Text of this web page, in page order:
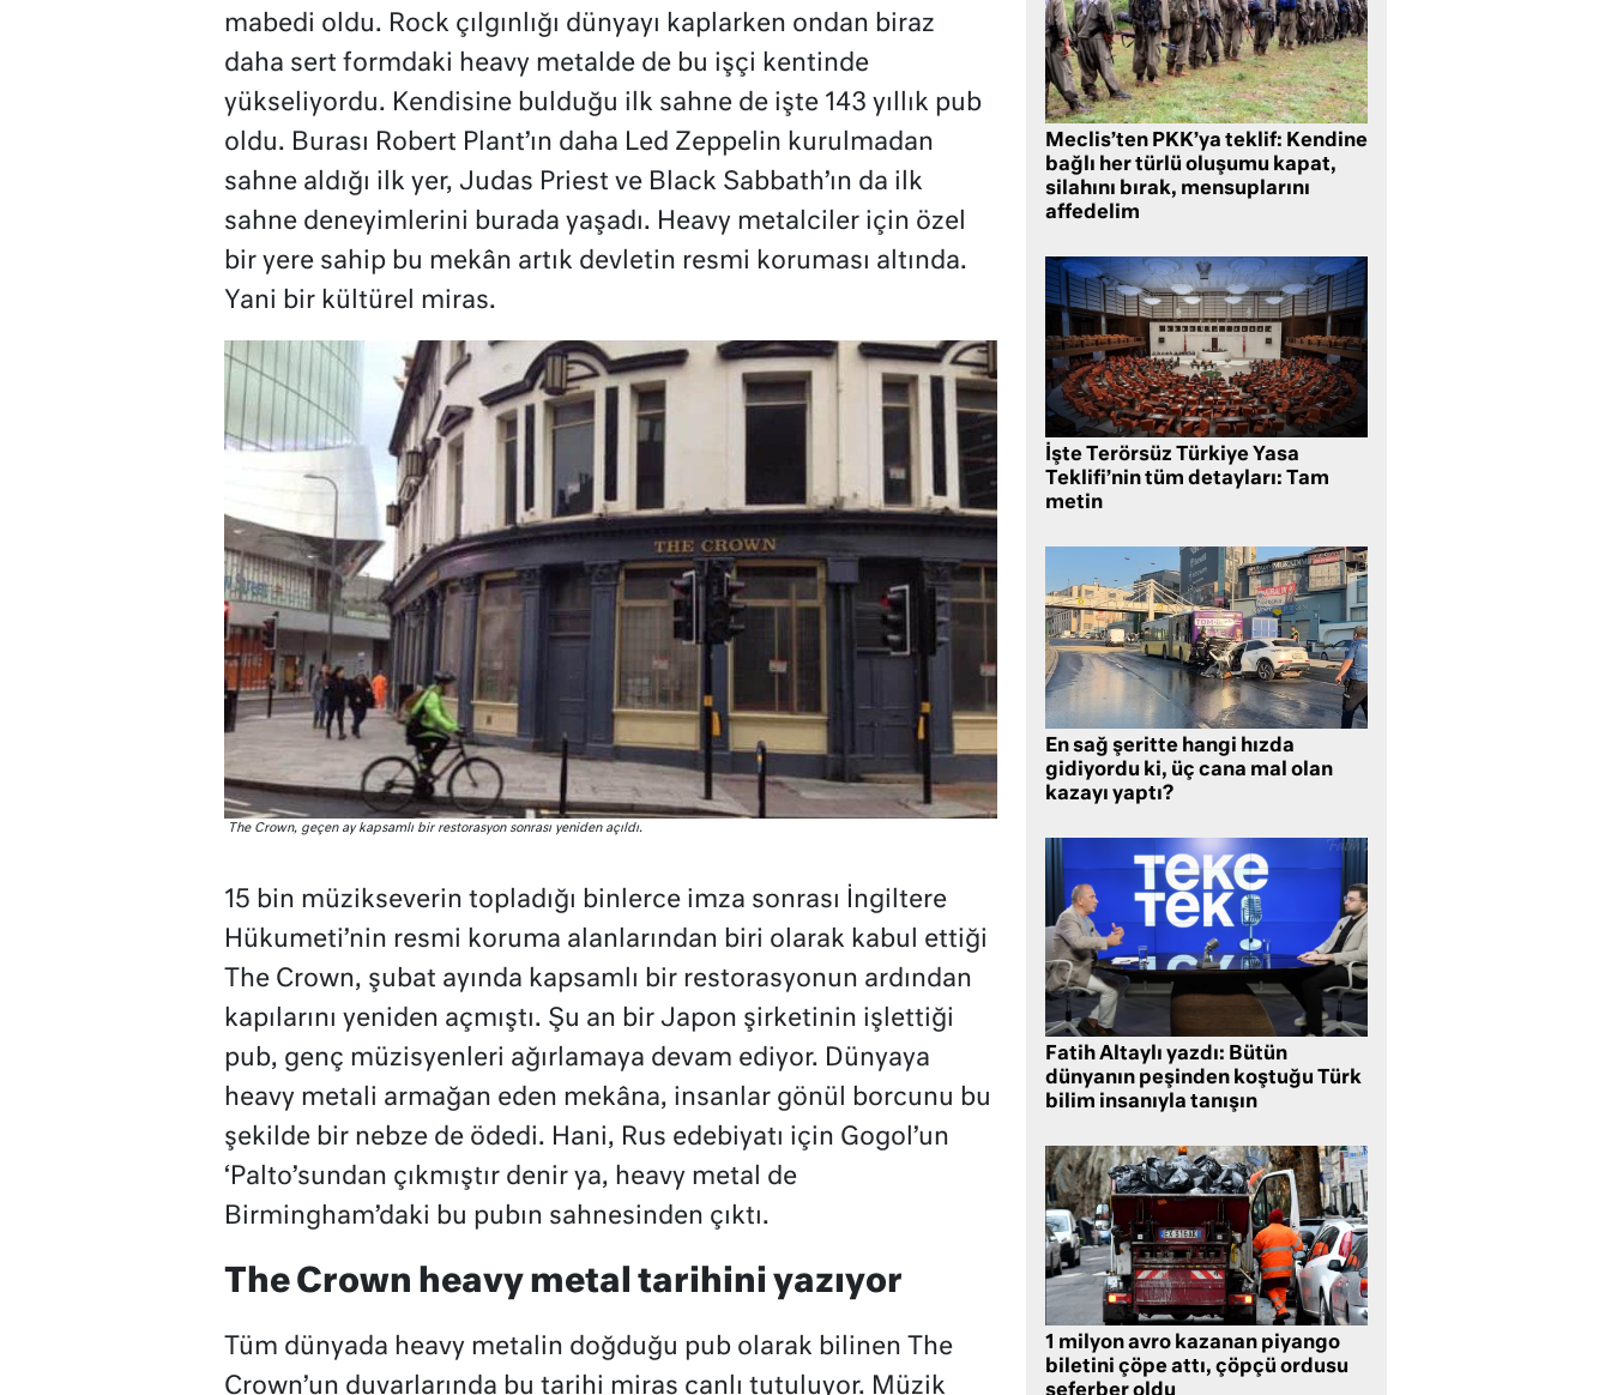
mabedi oldu. Rock çılgınlığı dünyayı kaplarken ondan biraz
daha sert formdaki heavy metalde de bu işçi kentinde
yükseliyordu. Kendisine bulduğu ilk sahne de işte 143 yıllık pub
oldu. Burası Robert Plant’ın daha Led Zeppelin kurulmadan
sahne aldığı ilk yer, Judas Priest ve Black Sabbath’ın da ilk
sahne deneyimlerini burada yaşadı. Heavy metalciler için özel
bir yere sahip bu mekân artık devletin resmi koruması altında.
Yani bir kültürel miras.
The Crown, geçen ay kapsamlı bir restorasyon sonrası yeniden açıldı.
15 bin müzikseverin topladığı binlerce imza sonrası İngiltere
Hükumeti’nin resmi koruma alanlarından biri olarak kabul ettiği
The Crown, şubat ayında kapsamlı bir restorasyonun ardından
kapılarını yeniden açmıştı. Şu an bir Japon şirketinin işlettiği
pub, genç müzisyenleri ağırlamaya devam ediyor. Dünyaya
heavy metali armağan eden mekâna, insanlar gönül borcunu bu
şekilde bir nebze de ödedi. Hani, Rus edebiyatı için Gogol’un
‘Palto’sundan çıkmıştır denir ya, heavy metal de
Birmingham’daki bu pubın sahnesinden çıktı.
The Crown heavy metal tarihini yazıyor
Tüm dünyada heavy metalin doğduğu pub olarak bilinen The
Crown’un duvarlarında bu tarihi miras canlı tutuluyor. Müzik
Meclis’ten PKK’ya teklif: Kendine
bağlı her türlü oluşumu kapat,
silahını bırak, mensuplarını
affedelim
İşte Terörsüz Türkiye Yasa
Teklifi’nin tüm detayları: Tam
metin
En sağ şeritte hangi hızda
gidiyordu ki, üç cana mal olan
kazayı yaptı?
Fatih Altaylı yazdı: Bütün
dünyanın peşinden koştuğu Türk
bilim insanıyla tanışın
1 milyon avro kazanan piyango
biletini çöpe attı, çöpçü ordusu
seferber oldu